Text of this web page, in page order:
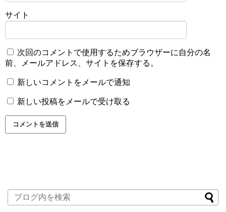
サイト
次回のコメントで使用するためブラウザーに自分の名
前、メールアドレス、サイトを保存する。
新しいコメントをメールで通知
新しい投稿をメールで受け取る